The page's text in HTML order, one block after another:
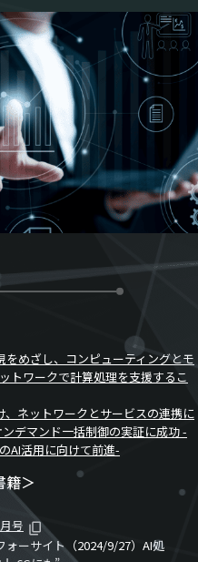
めざし、コンピューティングとモ
トワークで計算処理を支援するこ
ネットワークとサービスの連携に
デマンド一括制御の実証に成功 -
AI活用に向けて前進-
籍＞
号
ォーサイト（2024/9/27）AI処